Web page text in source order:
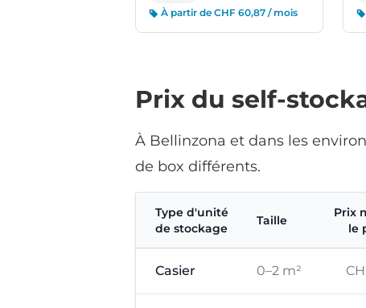
À partir de CHF 60,87 / mois
Prix du self-
À Bellinzona et dans les
de box différents.
Type d'unité
de stockage
Taille
Prix
le
Casier 0–2 m²